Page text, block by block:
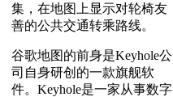
集，在地图上显示对轮椅友
善的公共交通转乘路线。
谷歌地图的前身是Keyhole公
司自身研创的一款旗舰软
件。Keyhole是一家从事数字